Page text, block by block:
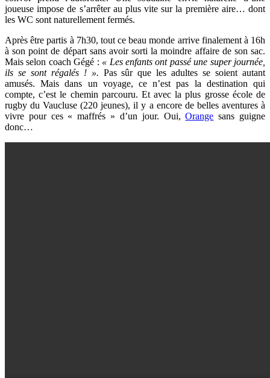
joueuse impose de s’arrêter au plus vite sur la première aire… dont
les WC sont naturellement fermés.
Après être partis à 7h30, tout ce beau monde arrive finalement à 16h
à son point de départ sans avoir sorti la moindre affaire de son sac.
Mais selon coach Gégé : « Les enfants ont passé une super journée,
ils se sont régalés ! ». Pas sûr que les adultes se soient autant
amusés. Mais dans un voyage, ce n’est pas la destination qui
compte, c’est le chemin parcouru. Et avec la plus grosse école de
rugby du Vaucluse (220 jeunes), il y a encore de belles aventures à
vivre pour ces « maffrés » d’un jour. Oui,Orange sans guigne
donc…